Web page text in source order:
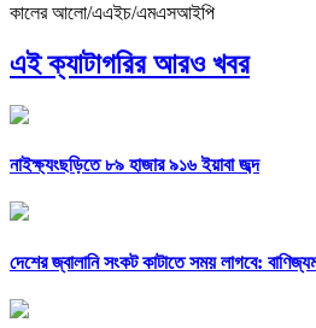
কালের আলো/এএইচ/এমএসআইপি
এই ক্যাটাগরির আরও খবর
নাইক্ষ্যংছড়িতে ৮৯ হাজার ৯১৬ ইয়াবা জব্দ
দেশের জ্বালানি সংকট কাটাতে সময় লাগবে: